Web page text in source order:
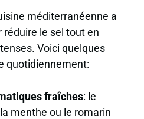
méditerranéenne a
le sel tout en
Voici quelques
quotidiennement:
fraîches: le
menthe ou le romarin